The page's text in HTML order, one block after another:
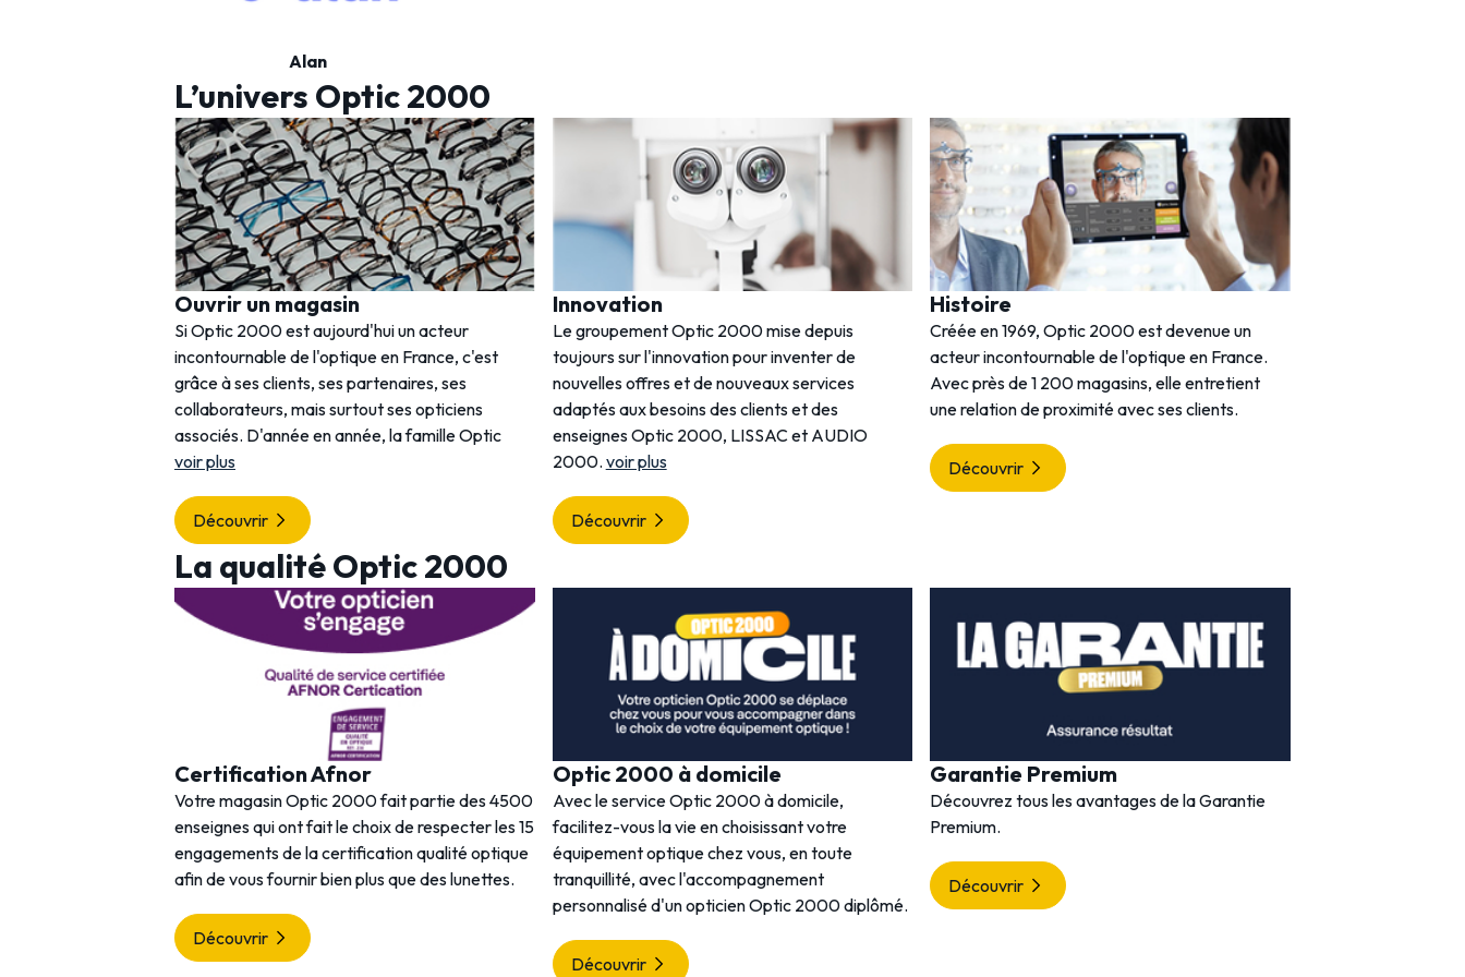
Alan
L’univers Optic 2000
Ouvrir un magasin
Si Optic 2000 est aujourd'hui un acteur
incontournable de l'optique en France, c'est
grâce à ses clients, ses partenaires, ses
collaborateurs, mais surtout ses opticiens
associés. D'année en année, la famille Optic
voir plus
Découvrir
Innovation
Le groupement Optic 2000 mise depuis
toujours sur l'innovation pour inventer de
nouvelles offres et de nouveaux services
adaptés aux besoins des clients et des
enseignes Optic 2000, LISSAC et AUDIO
2000. voir plus
Découvrir
Histoire
Créée en 1969, Optic 2000 est devenue un
acteur incontournable de l'optique en France.
Avec près de 1 200 magasins, elle entretient
une relation de proximité avec ses clients.
Découvrir
La qualité Optic 2000
Certification Afnor
Votre magasin Optic 2000 fait partie des 4500
enseignes qui ont fait le choix de respecter les 15
engagements de la certification qualité optique
afin de vous fournir bien plus que des lunettes.
Découvrir
Optic 2000 à domicile
Avec le service Optic 2000 à domicile,
facilitez-vous la vie en choisissant votre
équipement optique chez vous, en toute
tranquillité, avec l'accompagnement
personnalisé d'un opticien Optic 2000 diplômé.
Découvrir
Garantie Premium
Découvrez tous les avantages de la Garantie
Premium.
Découvrir